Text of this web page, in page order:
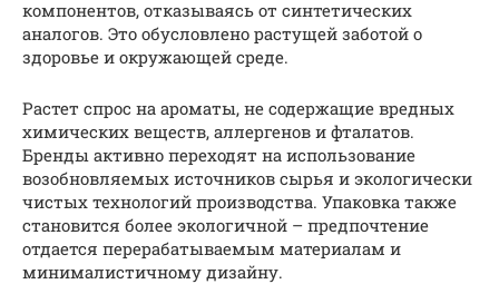
компонентов, отказываясь от синтетических
аналогов. Это обусловлено растущей заботой о
здоровье и окружающей среде.
Растет спрос на ароматы, не содержащие вредных
химических веществ, аллергенов и фталатов.
Бренды активно переходят на использование
возобновляемых источников сырья и экологически
чистых технологий производства. Упаковка также
становится более экологичной – предпочтение
отдается перерабатываемым материалам и
минималистичному дизайну.